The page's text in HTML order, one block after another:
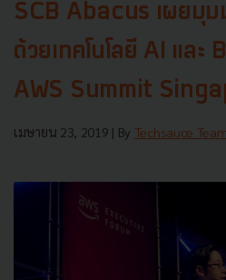
SCB Abacus เผยมุม
ด้วยเทคโนโลยี AI และ
AWS Summit
เมษายน 23, 2019 | By Techsauce